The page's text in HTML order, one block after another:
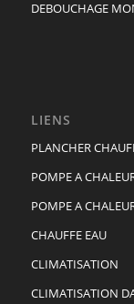
DEBOUCHAGE
LIENS
PLANCHER
POMPE A
POMPE A
CHAUFFE EAU
CLIMATISATION
CLIMATISATION